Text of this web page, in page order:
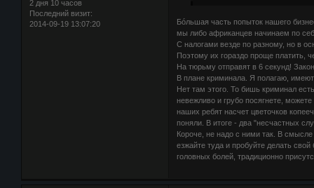
2 дня 10 часов
Последний визит:
2014-09-19 13:07:20
Бóльшая часть попыток нашего
мы либо африканцев начинаем по
С налогами везде по разному, но в
Поэтому их гораздо проще платить,
На тюрьму отправят в 6 секунд!
В плане криминала. Я полагаю,
Нет там этого. То бишь криминал
невежливо и грубо посягнете,
наших ребят насчет цветочков
поняли. В итоге - два "несчастных
Короче, не надо с ними так. В
езжайте туда и пробуйте делать
головных болей, традиционно